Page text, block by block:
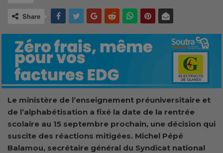
Share
Le ministère de l’enseignement préuniversitaire et
de l’alphabétisation a fixé la date de la rentrée
scolaire au 15 septembre prochain, une décision qui
suscite des réactions mitigées. Michel Pépé
Balamou, secrétaire général du Syndicat national